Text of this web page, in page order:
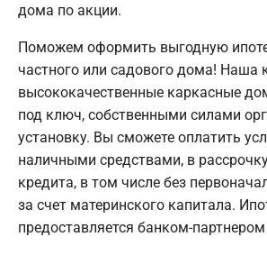
дома по акции.
Поможем оформить выгодную
частного или садового дома! Наша
высококачественные каркасные
под ключ, собственными силами
установку. Вы сможете оплатить
наличными средствами, в
кредита, в том числе без
за счет материнского капитала.
предоставляется банком-